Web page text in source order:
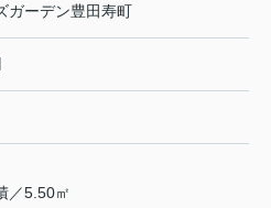
ガーデン豊田寿町
／5.50㎡